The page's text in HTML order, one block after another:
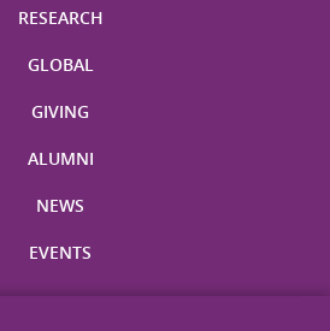
RESEARCH
GLOBAL
GIVING
ALUMNI
NEWS
EVENTS